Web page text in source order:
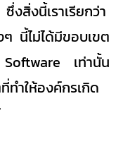
งนี้เราเรียกว่า
นี้ไม่ได้มีขอบเขต
เท่านั้น
ทำให้องค์กรเกิด